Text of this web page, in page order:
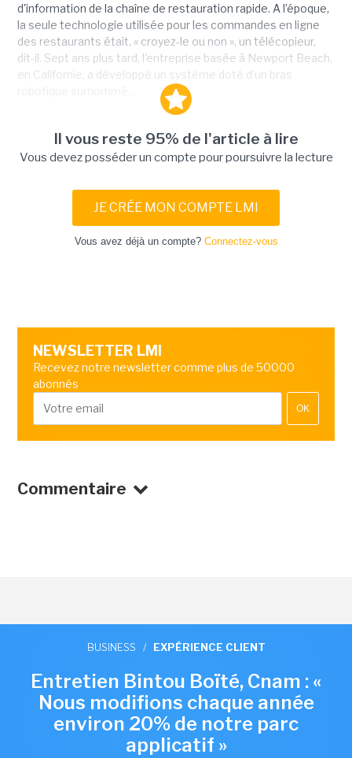
d'information de la chaîne de restauration rapide. A l’époque,
la seule technologie utilisée pour les commandes en ligne
des restaurants était, « croyez-le ou non », un télécopieur,
dit-il. Sept ans plus tard, l'entreprise basée à Newport Beach,
en Californie, a développé un système doté d'un bras
Il vous reste 95% de l'article à lire
Vous devez posséder un compte pour poursuivre la lecture
JE CRÉE MON COMPTE LMI
Vous avez déjà un compte? Connectez-vous
NEWSLETTER LMI
Recevez notre newsletter comme plus de 50000
abonnés
OK
Commentaire
BUSINESS / EXPÉRIENCE CLIENT
Entretien Bintou Boïté, Cnam : «
Nous modifions chaque année
environ 20% de notre parc
applicatif »